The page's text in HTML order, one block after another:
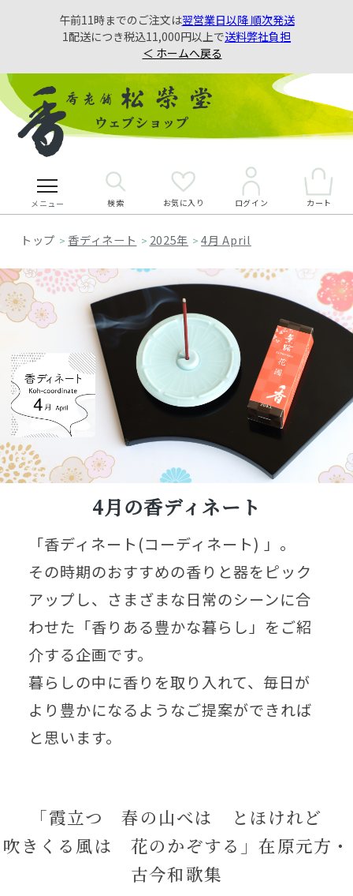
午前11時までのご注文は翌営業日以降 順次発送
1配送につき税込11,000円以上で送料弊社負担
＜ ホームへ戻る
メニュー 検索 お気に入り ログイン カート
> 香ディネート > 2025年 >4月 April
4月の香ディネート
「香ディネート(コーディネート) 」。
その時期のおすすめの香りと器をピック
アップし、さまざまな日常のシーンに合
わせた「香りある豊かな暮らし」をご紹
介する企画です。
暮らしの中に香りを取り入れて、毎日が
より豊かになるようなご提案ができれば
と思います。
「霞立つ 春の山べは とほけれど
吹きくる風は 花のかぞする」在原元方・
古今和歌集